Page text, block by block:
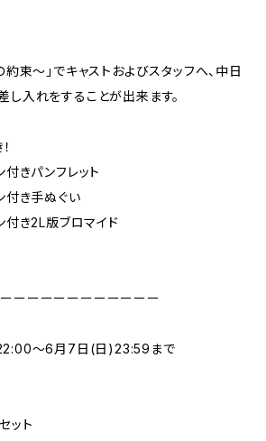
束〜」でキャストおよびスタッフへ、中日
入れをすることが出来ます。
付きパンフレット
付き手ぬぐい
付き2L版ブロマイド
ーーーーーーーーーーー
〜6月7日(日)23:59まで
ット